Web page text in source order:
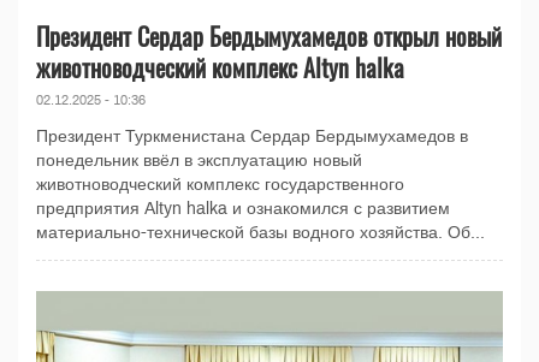
Президент Сердар Бердымухамедов открыл новый
животноводческий комплекс Altyn halka
02.12.2025 - 10:36
Президент Туркменистана Сердар Бердымухамедов в
понедельник ввёл в эксплуатацию новый
животноводческий комплекс государственного
предприятия Altyn halka и ознакомился с развитием
материально-технической базы водного хозяйства. Об...